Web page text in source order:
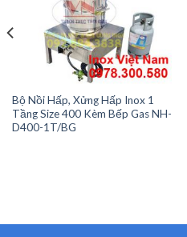
Bộ Nồi Hấp, Xửng Hấp Inox 1
Tầng Size 400 Kèm Bếp Gas NH-
D400-1T/BG